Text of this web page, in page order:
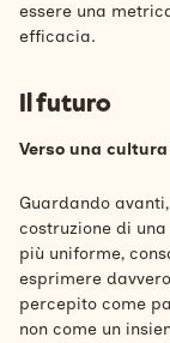
essere una
efficacia.
Il futuro
Verso una
Guardando
costruzione di
più uniforme,
esprimere
percepito come
non come un